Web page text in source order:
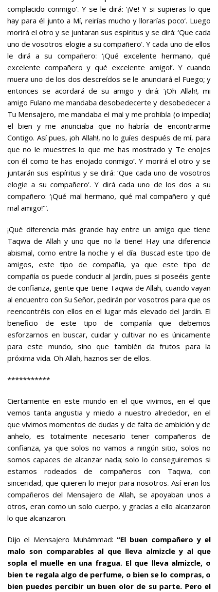
complacido conmigo’. Y se le dirá: ‘¡Ve! Y si supieras lo que
hay para él junto a Mí, reirías mucho y llorarías poco’. Luego
morirá el otro y se juntaran sus espíritus y se dirá: ‘Que cada
uno de vosotros elogie a su compañero’. Y cada uno de ellos
le dirá a su compañero: ‘¡Qué excelente hermano, qué
excelente compañero y qué excelente amigo!’. Y cuando
muera uno de los dos descreídos se le anunciará el Fuego; y
entonces se acordará de su amigo y dirá: ‘¡Oh Allah!, mi
amigo Fulano me mandaba desobedecerte y desobedecer a
Tu Mensajero, me mandaba el mal y me prohibía (o impedía)
el bien y me anunciaba que no habría de encontrarme
Contigo. Así pues, ¡oh Allah!, no lo guíes después de mí, para
que no le muestres lo que me has mostrado y Te enojes
con él como te has enojado conmigo’. Y morirá el otro y se
juntarán sus espíritus y se dirá: ‘Que cada uno de vosotros
elogie a su compañero’. Y dirá cada uno de los dos a su
compañero: ‘¡Qué mal hermano, qué mal compañero y qué
mal amigo!’”.
¡Qué diferencia más grande hay entre un amigo que tiene
Taqwa de Allah y uno que no la tiene! Hay una diferencia
abismal, como entre la noche y el día. Buscad este tipo de
amigos, este tipo de compañía, ya que este tipo de
compañía os puede conducir al Jardín, pues si poseéis gente
de confianza, gente que tiene Taqwa de Allah, cuando vayan
al encuentro con Su Señor, pedirán por vosotros para que os
reencontréis con ellos en el lugar más elevado del Jardín. El
beneficio de este tipo de compañía que debemos
esforzarnos en buscar, cuidar y cultivar no es únicamente
para este mundo, sino que también da frutos para la
próxima vida. Oh Allah, haznos ser de ellos.
***********
Ciertamente en este mundo en el que vivimos, en el que
vemos tanta angustia y miedo a nuestro alrededor, en el
que vivimos momentos de dudas y de falta de ambición y de
anhelo, es totalmente necesario tener compañeros de
confianza, ya que solos no vamos a ningún sitio, solos no
somos capaces de alcanzar nada; solo lo conseguiremos si
estamos rodeados de compañeros con Taqwa, con
sinceridad, que quieren lo mejor para nosotros. Así eran los
compañeros del Mensajero de Allah, se apoyaban unos a
otros, eran como un solo cuerpo, y gracias a ello alcanzaron
lo que alcanzaron.
Dijo el Mensajero Muhámmad: “El buen compañero y el
malo son comparables al que lleva almizcle y al que
sopla el muelle en una fragua. El que lleva almizcle, o
bien te regala algo de perfume, o bien se lo compras, o
bien puedes percibir un buen olor de su parte. Pero el